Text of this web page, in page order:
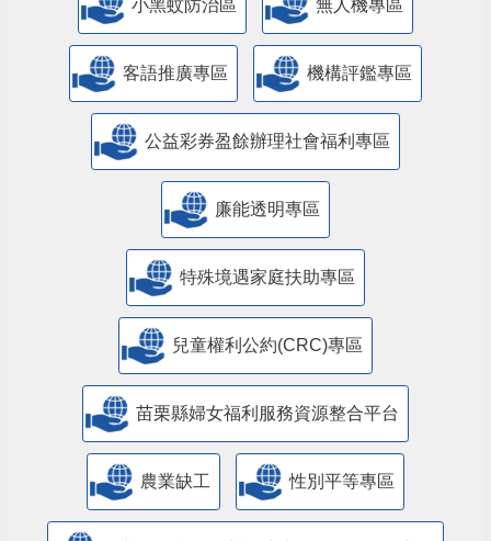
小黑蚊防治區 無人機專區
客語推廣專區 機構評鑑專區
公益彩券盈餘辦理社會福利專區
廉能透明專區
特殊境遇家庭扶助專區
兒童權利公約(CRC)專區
苗栗縣婦女福利服務資源整合平台
農業缺工 性別平等專區